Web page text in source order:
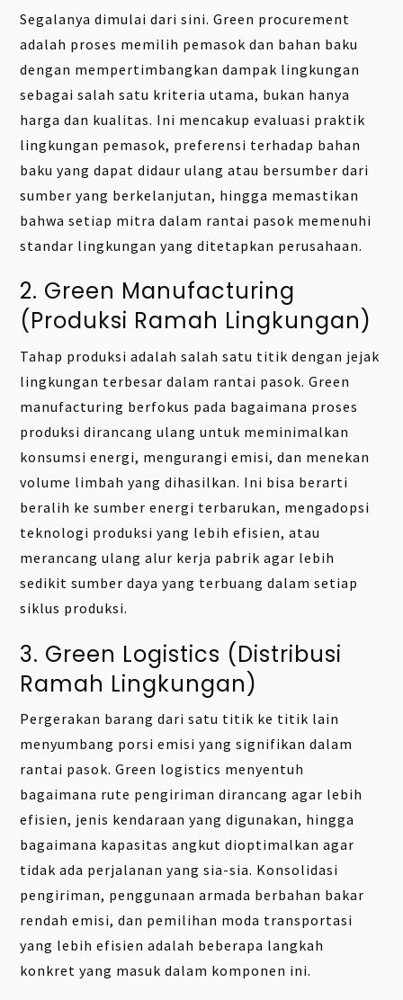
Segalanya dimulai dari sini. Green procurement
adalah proses memilih pemasok dan bahan baku
dengan mempertimbangkan dampak lingkungan
sebagai salah satu kriteria utama, bukan hanya
harga dan kualitas. Ini mencakup evaluasi praktik
lingkungan pemasok, preferensi terhadap bahan
baku yang dapat didaur ulang atau bersumber dari
sumber yang berkelanjutan, hingga memastikan
bahwa setiap mitra dalam rantai pasok memenuhi
standar lingkungan yang ditetapkan perusahaan.
2. Green Manufacturing
(Produksi Ramah Lingkungan)
Tahap produksi adalah salah satu titik dengan jejak
lingkungan terbesar dalam rantai pasok. Green
manufacturing berfokus pada bagaimana proses
produksi dirancang ulang untuk meminimalkan
konsumsi energi, mengurangi emisi, dan menekan
volume limbah yang dihasilkan. Ini bisa berarti
beralih ke sumber energi terbarukan, mengadopsi
teknologi produksi yang lebih efisien, atau
merancang ulang alur kerja pabrik agar lebih
sedikit sumber daya yang terbuang dalam setiap
siklus produksi.
3. Green Logistics (Distribusi
Ramah Lingkungan)
Pergerakan barang dari satu titik ke titik lain
menyumbang porsi emisi yang signifikan dalam
rantai pasok. Green logistics menyentuh
bagaimana rute pengiriman dirancang agar lebih
efisien, jenis kendaraan yang digunakan, hingga
bagaimana kapasitas angkut dioptimalkan agar
tidak ada perjalanan yang sia-sia. Konsolidasi
pengiriman, penggunaan armada berbahan bakar
rendah emisi, dan pemilihan moda transportasi
yang lebih efisien adalah beberapa langkah
konkret yang masuk dalam komponen ini.